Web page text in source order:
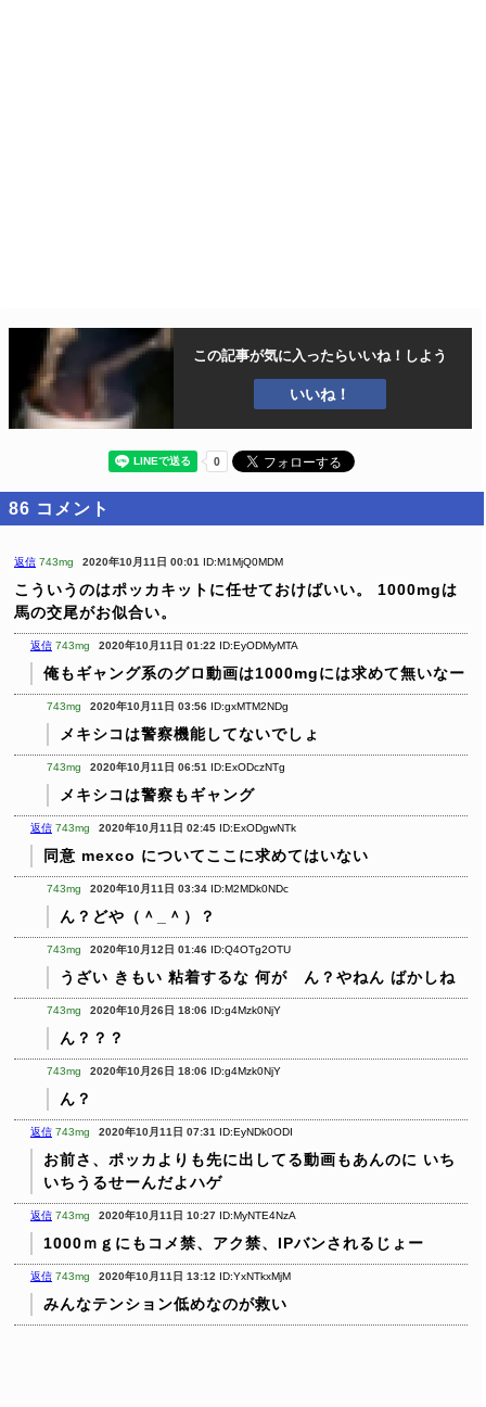
この記事が気に入ったらいいね！しよう
いいね！
86 コメント
返信 743mg 2020年10月11日 00:01 ID:M1MjQ0MDM
こういうのはポッカキットに任せておけばいい。
1000mgは
馬の交尾がお似合い。
返信 743mg 2020年10月11日 01:22 ID:EyODMyMTA
俺もギャング系のグロ動画は1000mgには求めて無いなー
743mg 2020年10月11日 03:56 ID:gxMTM2NDg
メキシコは警察機能してないでしょ
743mg 2020年10月11日 06:51 ID:ExODczNTg
メキシコは警察もギャング
返信 743mg 2020年10月11日 02:45 ID:ExODgwNTk
同意 mexco についてここに求めてはいない
743mg 2020年10月11日 03:34 ID:M2MDk0NDc
ん？どや（＾_＾）？
743mg 2020年10月12日 01:46 ID:Q4OTg2OTU
うざい きもい 粘着するな 何が ん？やねん ばかしね
743mg 2020年10月26日 18:06 ID:g4Mzk0NjY
ん？？？
743mg 2020年10月26日 18:06 ID:g4Mzk0NjY
ん？
返信 743mg 2020年10月11日 07:31 ID:EyNDk0ODI
お前さ、ポッカよりも先に出してる動画もあんのに いち
いちうるせーんだよハゲ
返信 743mg 2020年10月11日 10:27 ID:MyNTE4NzA
1000ｍｇにもコメ禁、アク禁、IPバンされるじょー
返信 743mg 2020年10月11日 13:12 ID:YxNTkxMjM
みんなテンション低めなのが救い